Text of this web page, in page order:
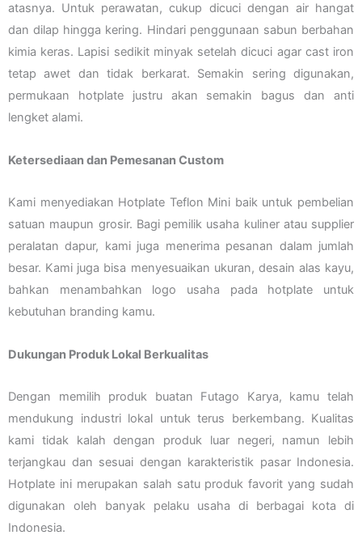
atasnya. Untuk perawatan, cukup dicuci dengan air hangat
dan dilap hingga kering. Hindari penggunaan sabun berbahan
kimia keras. Lapisi sedikit minyak setelah dicuci agar cast iron
tetap awet dan tidak berkarat. Semakin sering digunakan,
permukaan hotplate justru akan semakin bagus dan anti
lengket alami.
Ketersediaan dan Pemesanan Custom
Kami menyediakan Hotplate Teflon Mini baik untuk pembelian
satuan maupun grosir. Bagi pemilik usaha kuliner atau supplier
peralatan dapur, kami juga menerima pesanan dalam jumlah
besar. Kami juga bisa menyesuaikan ukuran, desain alas kayu,
bahkan menambahkan logo usaha pada hotplate untuk
kebutuhan branding kamu.
Dukungan Produk Lokal Berkualitas
Dengan memilih produk buatan Futago Karya, kamu telah
mendukung industri lokal untuk terus berkembang. Kualitas
kami tidak kalah dengan produk luar negeri, namun lebih
terjangkau dan sesuai dengan karakteristik pasar Indonesia.
Hotplate ini merupakan salah satu produk favorit yang sudah
digunakan oleh banyak pelaku usaha di berbagai kota di
Indonesia.